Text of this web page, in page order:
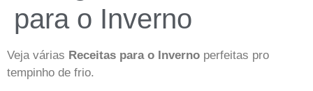
para o Inverno
Veja várias Receitas para o Inverno perfeitas pro
tempinho de frio.